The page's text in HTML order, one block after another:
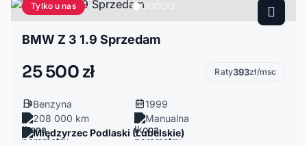
Tylko u nas
BMW Z 3 1.9 Sprzedam
25 500 zł Raty393zł/msc
Benzyna
1999
208 000 km
Manualna
Międzyrzec Podlaski (Lubelskie)